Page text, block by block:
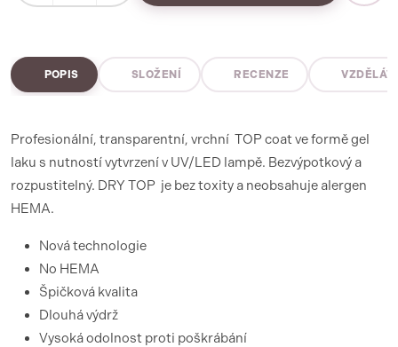
POPIS SLOŽENÍ RECENZE
Profesionální, transparentní, vrchní TOP coat ve formě gel
laku s nutností vytvrzení v UV/LED lampě. Bezvýpotkový a
rozpustitelný. DRY TOP je bez toxity a neobsahuje alergen
HEMA.
Nová technologie
No HEMA
Špičková kvalita
Dlouhá výdrž
Vysoká odolnost proti poškrábání